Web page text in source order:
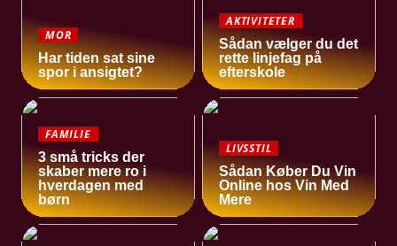
MOR
Har tiden sat sine
spor i ansigtet?
AKTIVITETER
Sådan vælger du det
rette linjefag på
efterskole
FAMILIE
3 små tricks der
skaber mere ro i
hverdagen med
børn
LIVSSTIL
Sådan Køber Du Vin
Online hos Vin Med
Mere